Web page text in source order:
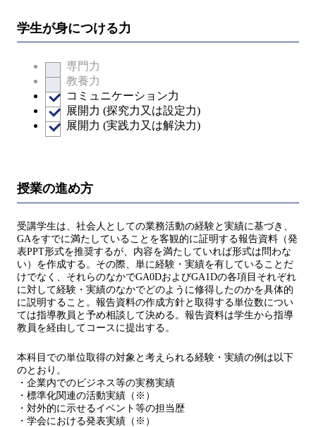
学生が身につける力
専門力
教養力
コミュニケーション力
展開力 (探究力又は設定力)
展開力 (実践力又は解決力)
授業の進め方
受講学生は、社会人としての業務活動の経験と実績に基づき、
GAをすでに満たしていることを客観的に証明する報告資料（発
表PPT形式を推奨するが、内容を満たしていれば形式は問わな
い）を作成する。その際、単に経験・実績を有していることだ
けでなく、それらのなかでGA0DおよびGA1Dの各項目それぞれ
に対して経験・実績のなかでどのように修得したのかを具体的
に説明すること。報告資料の作成方針と取得する単位数につい
ては指導教員と予め相談して決める。報告資料は学生から指導
教員を経由してコースに提出する。
本科目での単位取得の対象と考えられる経験・実績の例は以下
のとおり。
・企業内でのビジネス等の実務実績
・標準化関連の活動実績（※）
・対外的に示せるイベント等の担当歴
・学会における発表実績（※）